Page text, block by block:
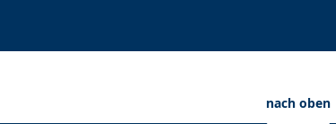
nach oben